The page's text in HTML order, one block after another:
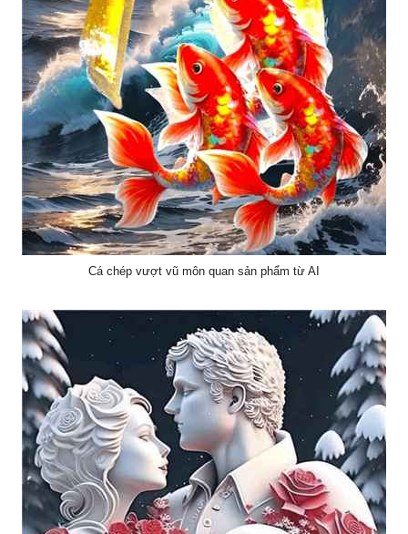
Cá chép vượt vũ môn quan sản phẩm từ AI